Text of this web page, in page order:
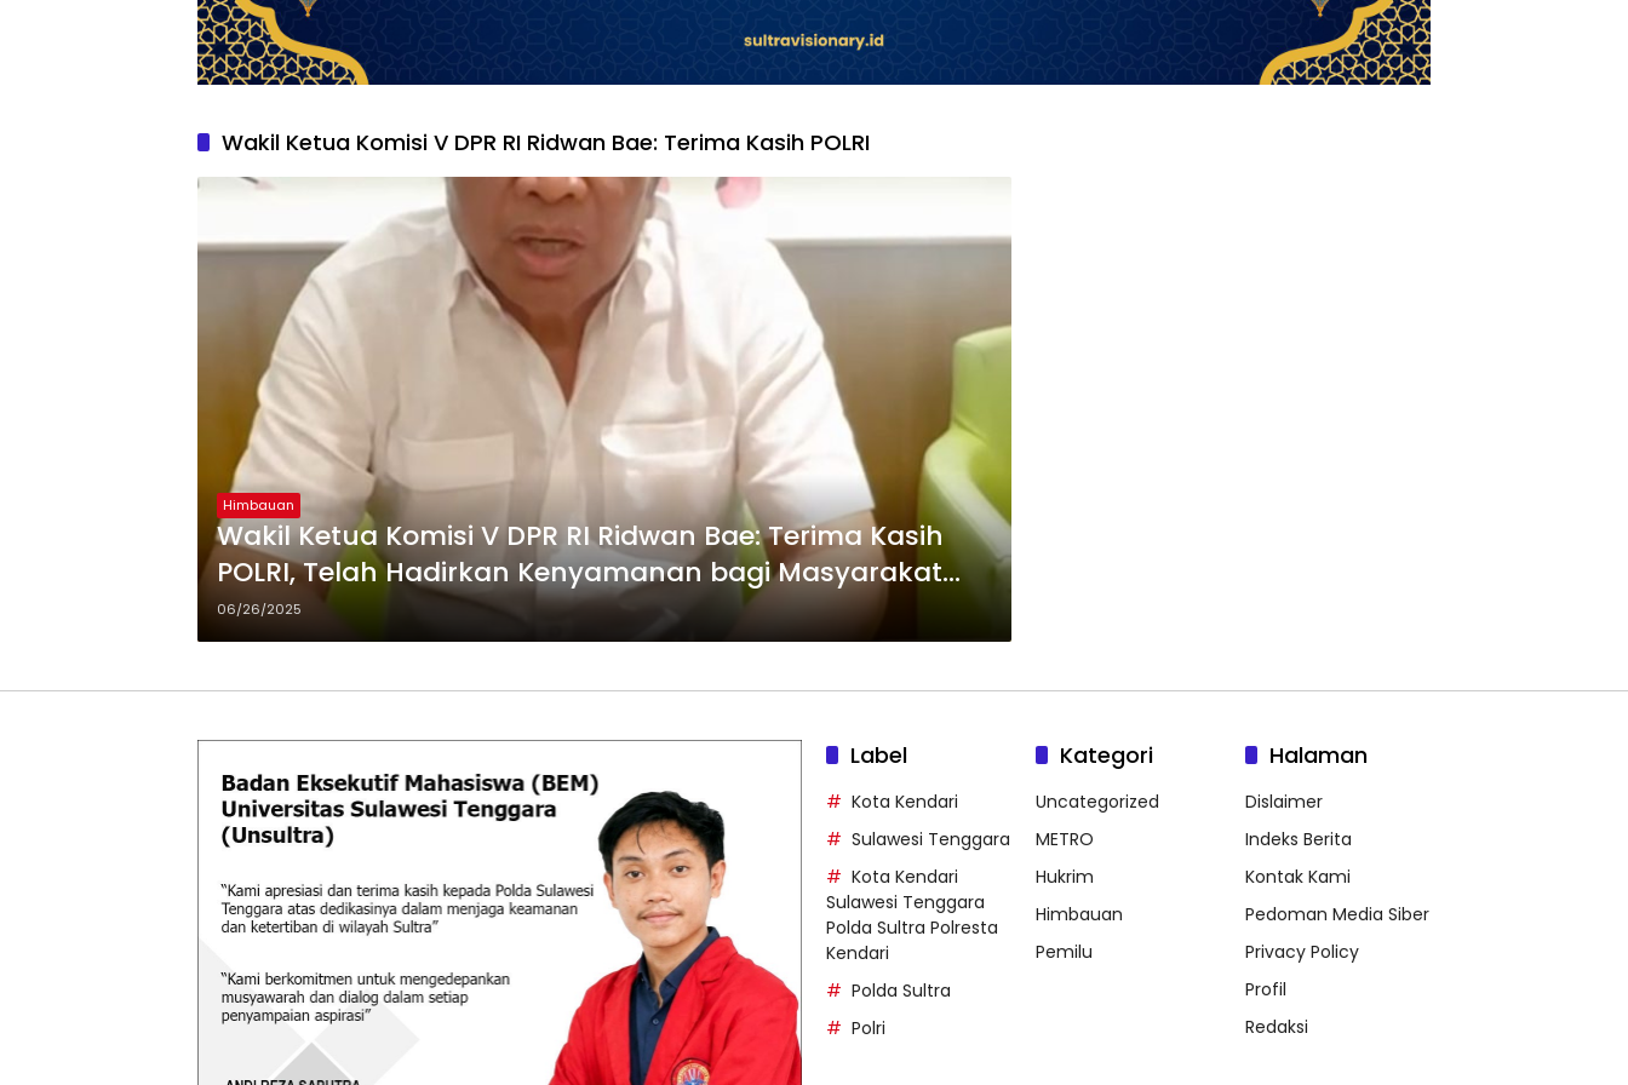
Wakil Ketua Komisi V DPR RI Ridwan Bae: Terima Kasih POLRI
Himbauan
Wakil Ketua Komisi V DPR RI Ridwan Bae: Terima Kasih
POLRI, Telah Hadirkan Kenyamanan bagi Masyarakat
Sultra
06/26/2025
Label
Kota Kendari
Sulawesi Tenggara
Kota Kendari
Sulawesi Tenggara
Polda Sultra Polresta
Kendari
Polda Sultra
Polri
Kategori
Uncategorized
METRO
Hukrim
Himbauan
Pemilu
Halaman
Dislaimer
Indeks Berita
Kontak Kami
Pedoman Media Siber
Privacy Policy
Profil
Redaksi